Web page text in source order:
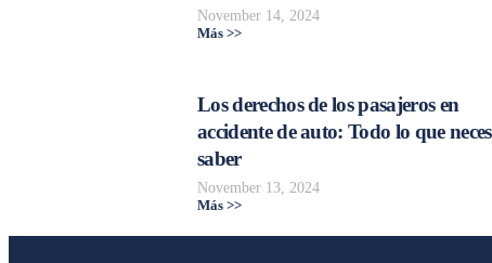
November 14, 2024
Más >>
Los derechos de los pasajeros en
accidente de auto: Todo lo que
saber
November 13, 2024
Más >>